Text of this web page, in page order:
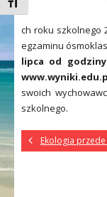
Toggle Font size
ch roku szkolnego
egzaminu
lipca od
swoich
szkolnego.
Ekologia